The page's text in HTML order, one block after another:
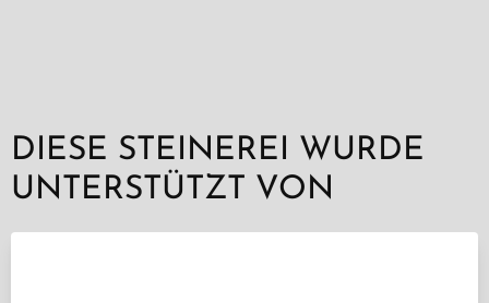
DIESE STEINEREI WURDE
UNTERSTÜTZT VON